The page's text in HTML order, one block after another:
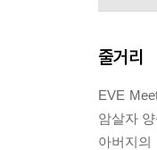
줄거리
EVE
암살자
아버지